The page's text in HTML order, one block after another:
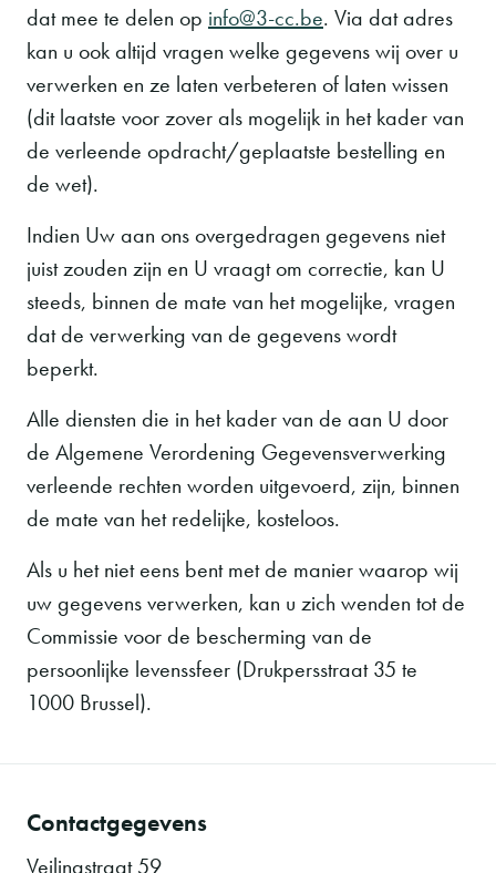
dat mee te delen op info@3-cc.be. Via dat adres
kan u ook altijd vragen welke gegevens wij over u
verwerken en ze laten verbeteren of laten wissen
(dit laatste voor zover als mogelijk in het kader van
de verleende opdracht/geplaatste bestelling en
de wet).
Indien Uw aan ons overgedragen gegevens niet
juist zouden zijn en U vraagt om correctie, kan U
steeds, binnen de mate van het mogelijke, vragen
dat de verwerking van de gegevens wordt
beperkt.
Alle diensten die in het kader van de aan U door
de Algemene Verordening Gegevensverwerking
verleende rechten worden uitgevoerd, zijn, binnen
de mate van het redelijke, kosteloos.
Als u het niet eens bent met de manier waarop wij
uw gegevens verwerken, kan u zich wenden tot de
Commissie voor de bescherming van de
persoonlijke levenssfeer (Drukpersstraat 35 te
1000 Brussel).
Contactgegevens
Veilingstraat 59